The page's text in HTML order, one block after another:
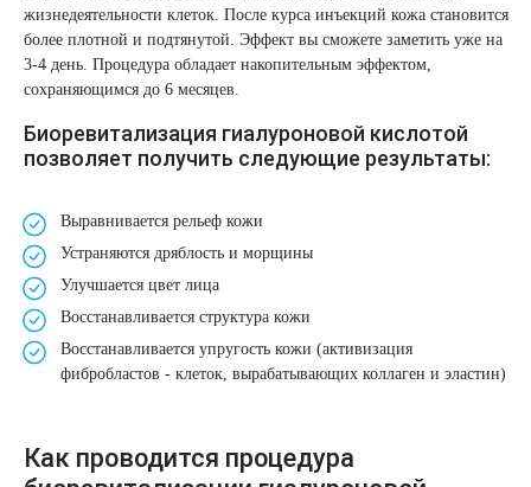
жизнедеятельности клеток. После курса инъекций кожа становится
более плотной и подтянутой. Эффект вы сможете заметить уже на
3-4 день. Процедура обладает накопительным эффектом,
сохраняющимся до 6 месяцев.
Биоревитализация гиалуроновой кислотой
позволяет получить следующие результаты:
Выравнивается рельеф кожи
Устраняются дряблость и морщины
Улучшается цвет лица
Восстанавливается структура кожи
Восстанавливается упругость кожи (активизация
фибробластов - клеток, вырабатывающих коллаген и эластин)
Как проводится процедура
Лазерная подтяжка кожи на бедрах и коленях
Лазерное омоложение груди